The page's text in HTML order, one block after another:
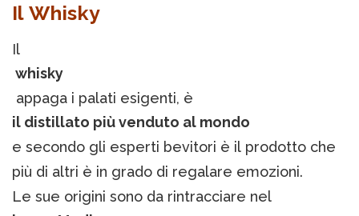
Il Whisky
Il
whisky
appaga i palati esigenti, è
il distillato più venduto al mondo
e secondo gli esperti bevitori è il prodotto che
più di altri è in grado di regalare emozioni.
Le sue origini sono da rintracciare nel